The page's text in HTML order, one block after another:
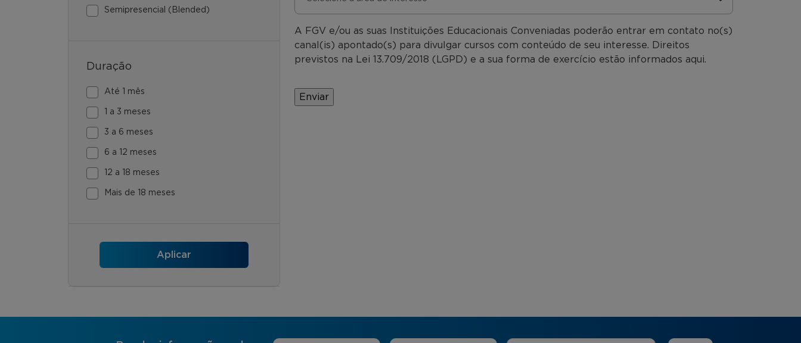
Semipresencial (Blended)
Duração
Até 1 mês
1 a 3 meses
3 a 6 meses
6 a 12 meses
12 a 18 meses
Mais de 18 meses
A FGV e/ou as suas Instituições Educacionais Conveniadas poderão entrar em contato no(s)
canal(is) apontado(s) para divulgar cursos com conteúdo de seu interesse. Direitos
previstos na Lei 13.709/2018 (LGPD) e a sua forma de exercício estão informados aqui.